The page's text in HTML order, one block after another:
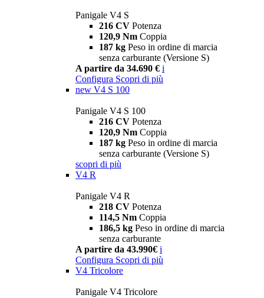
Panigale V4 S
216 CV Potenza
120,9 Nm Coppia
187 kg Peso in ordine di marcia
senza carburante (Versione S)
A partire da 34.690 € i
Configura Scopri di più
new V4 S 100
Panigale V4 S 100
216 CV Potenza
120,9 Nm Coppia
187 kg Peso in ordine di marcia
senza carburante (Versione S)
scopri di più
V4 R
Panigale V4 R
218 CV Potenza
114,5 Nm Coppia
186,5 kg Peso in ordine di marcia
senza carburante
A partire da 43.990€ i
Configura Scopri di più
V4 Tricolore
Panigale V4 Tricolore